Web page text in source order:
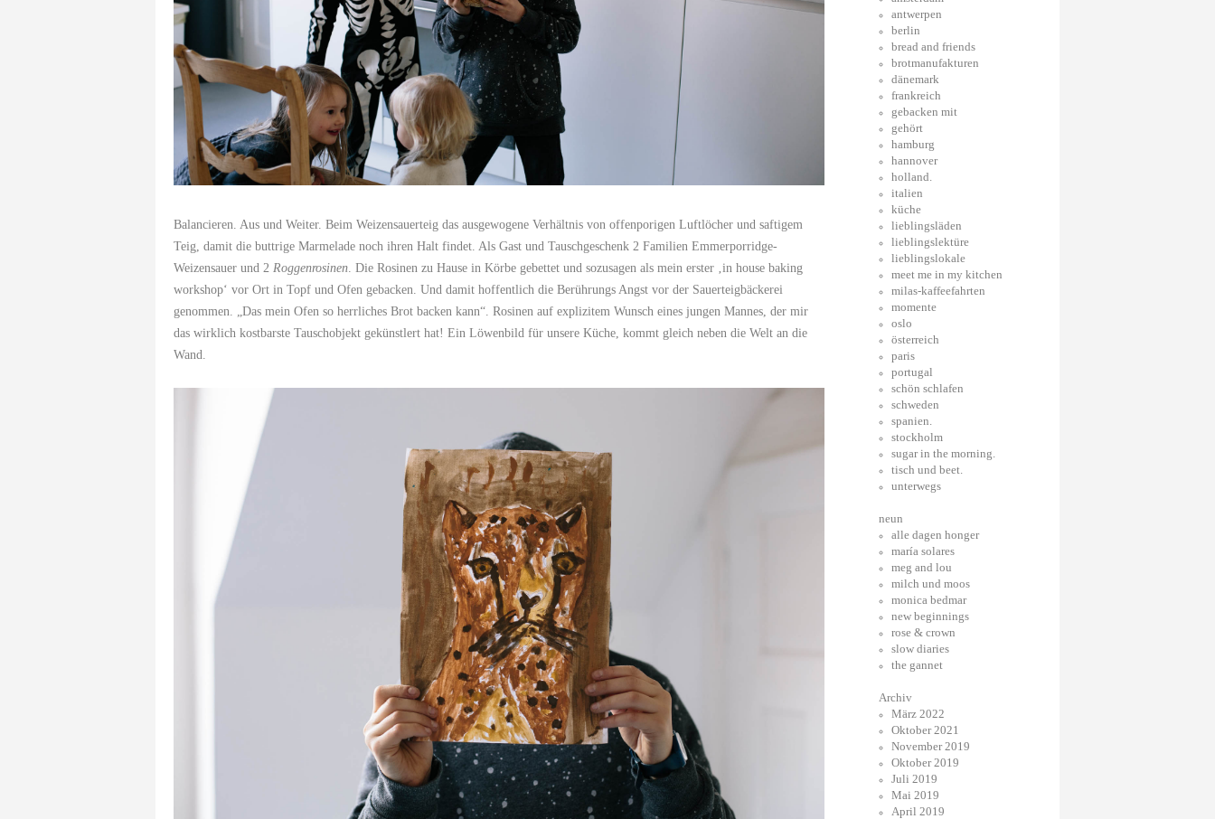
Balancieren. Aus und Weiter. Beim Weizensauerteig das ausgewogene Verhältnis von offenporigen Luftlöcher und saftigem
Teig, damit die buttrige Marmelade noch ihren Halt findet. Als Gast und Tauschgeschenk 2 Familien Emmerporridge-
Weizensauer und 2 Roggenrosinen . Die Rosinen zu Hause in Körbe gebettet und sozusagen als mein erster ‚in house baking
workshop‘ vor Ort in Topf und Ofen gebacken. Und damit hoffentlich die Berührungs Angst vor der Sauerteigbäckerei
genommen. „Das mein Ofen so herrliches Brot backen kann“. Rosinen auf explizitem Wunsch eines jungen Mannes, der mir
das wirklich kostbarste Tauschobjekt gekünstlert hat! Ein Löwenbild für unsere Küche, kommt gleich neben die Welt an die
Wand.
antwerpen
berlin
bread and friends
brotmanufakturen
dänemark
frankreich
gebacken mit
gehört
hamburg
hannover
holland.
italien
küche
lieblingsläden
lieblingslektüre
lieblingslokale
meet me in my kitchen
milas-kaffeefahrten
momente
oslo
österreich
paris
portugal
schön schlafen
schweden
spanien.
stockholm
sugar in the morning.
tisch und beet.
unterwegs
neun
alle dagen honger
maría solares
meg and lou
milch und moos
monica bedmar
new beginnings
rose & crown
slow diaries
the gannet
Archiv
März 2022
Oktober 2021
November 2019
Oktober 2019
Juli 2019
Mai 2019
April 2019